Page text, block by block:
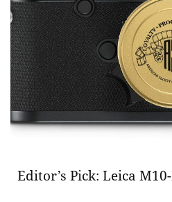
Editor’s Pick: Leica